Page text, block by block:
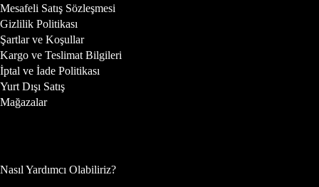
Mesafeli Satış Sözleşmesi
Gizlilik Politikası
Şartlar ve Koşullar
Kargo ve Teslimat Bilgileri
İptal ve İade Politikası
Yurt Dışı Satış
Mağazalar
Nasıl Yardımcı Olabiliriz?